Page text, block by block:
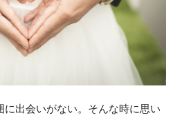
出会いがない。そんな時に思い